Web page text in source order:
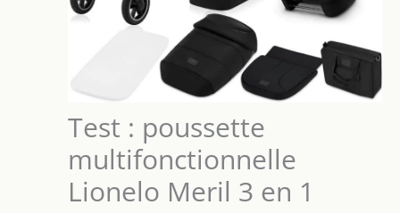
Test : poussette
multifonctionnelle
Lionelo Meril 3 en 1